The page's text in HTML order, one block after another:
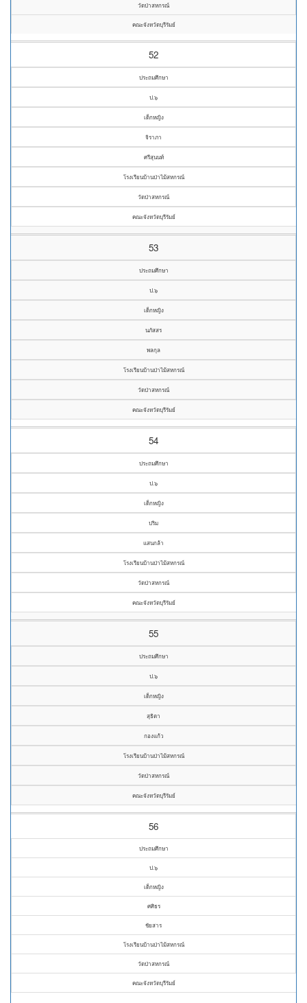
วัดป่าสหกรณ์
คณะจังหวัดบุรีรัมย์
52
ประถมศึกษา
ป.๖
เด็กหญิง
จิราภา
ศรีสุนนท์
โรงเรียนบ้านป่าไม้สหกรณ์
วัดป่าสหกรณ์
คณะจังหวัดบุรีรัมย์
53
ประถมศึกษา
ป.๖
เด็กหญิง
นภัสสร
พลกุล
โรงเรียนบ้านป่าไม้สหกรณ์
วัดป่าสหกรณ์
คณะจังหวัดบุรีรัมย์
54
ประถมศึกษา
ป.๖
เด็กหญิง
ปริม
แสนกล้า
โรงเรียนบ้านป่าไม้สหกรณ์
วัดป่าสหกรณ์
คณะจังหวัดบุรีรัมย์
55
ประถมศึกษา
ป.๖
เด็กหญิง
สุธิตา
กองแก้ว
โรงเรียนบ้านป่าไม้สหกรณ์
วัดป่าสหกรณ์
คณะจังหวัดบุรีรัมย์
56
ประถมศึกษา
ป.๖
เด็กหญิง
ศศิธร
ชัยสาร
โรงเรียนบ้านป่าไม้สหกรณ์
วัดป่าสหกรณ์
คณะจังหวัดบุรีรัมย์